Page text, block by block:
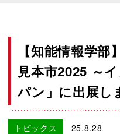
【知能情報学
見本市2025 ～
パン」に出展し
トピックス
25.8.28